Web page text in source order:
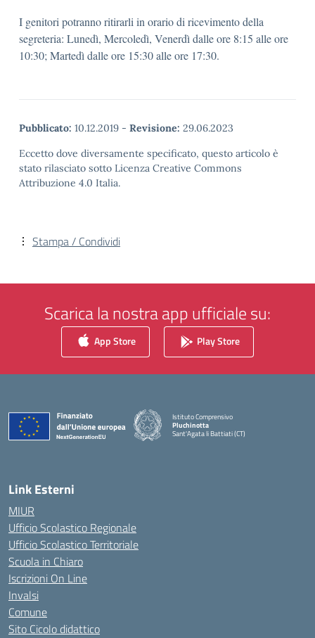
I genitori potranno ritirarli in orario di ricevimento della
segreteria: Lunedì, Mercoledì, Venerdì dalle ore 8:15 alle ore
10:30; Martedì dalle ore 15:30 alle ore 17:30.
Pubblicato: 10.12.2019 - Revisione: 29.06.2023
Eccetto dove diversamente specificato, questo articolo è
stato rilasciato sotto Licenza Creative Commons
Attribuzione 4.0 Italia.
Stampa / Condividi
Scarica la nostra app ufficiale su:
App Store Play Store
Istituto Comprensivo
Pluchinotta
Sant'Agata li Battiati (CT)
— Visita la pagina iniziale della scuola
Link Esterni
MIUR
Ufficio Scolastico Regionale
Ufficio Scolastico Territoriale
Scuola in Chiaro
Iscrizioni On Line
Invalsi
Comune
Sito Cicolo didattico